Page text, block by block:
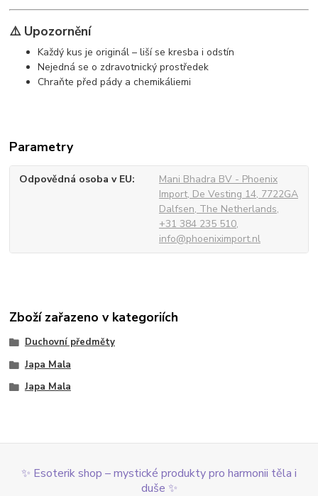
⚠️ Upozornění
Každý kus je originál – liší se kresba i odstín
Nejedná se o zdravotnický prostředek
Chraňte před pády a chemikáliemi
Parametry
Odpovědná osoba v EU
Mani Bhadra BV - Phoenix
Import, De Vesting 14, 7722GA
Dalfsen, The Netherlands,
+31 384 235 510,
info@phoeniximport.nl
Zboží zařazeno v kategoriích
Duchovní předměty
Japa Mala
Japa Mala
✨ Esoterik shop – mystické produkty pro harmonii těla i
duše ✨